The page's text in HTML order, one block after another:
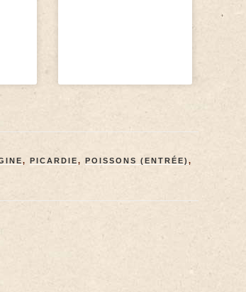
, PICARDIE, POISSONS (ENTRÉE) ,